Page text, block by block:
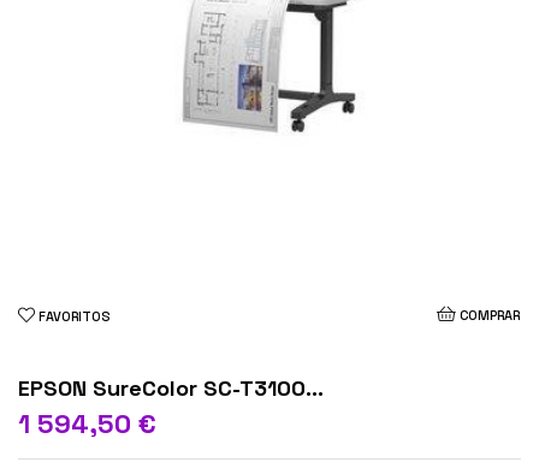
FAVORITOS COMPRAR
EPSON SureColor SC-T3100...
1 594,50 €